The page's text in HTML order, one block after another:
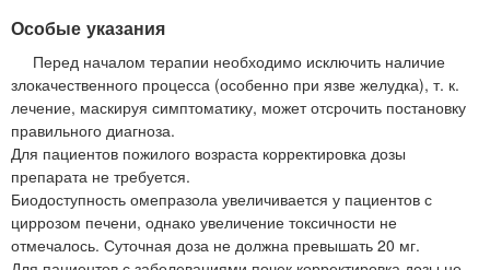
Особые указания
Перед началом терапии необходимо исключить наличие
злокачественного процесса (особенно при язве желудка), т. к.
лечение, маскируя симптоматику, может отсрочить постановку
правильного диагноза.
Для пациентов пожилого возраста корректировка дозы
препарата не требуется.
Биодоступность омепразола увеличивается у пациентов с
циррозом печени, однако увеличение токсичности не
отмечалось. Суточная доза не должна превышать 20 мг.